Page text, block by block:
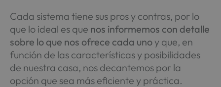
Cada sistema tiene sus pros y contras, por lo
que lo ideal es que nos informemos con detalle
sobre lo que nos ofrece cada unoy que, en
función de las características y posibilidades
de nuestra casa, nos decantemos por la
opción que sea más eficiente y práctica.